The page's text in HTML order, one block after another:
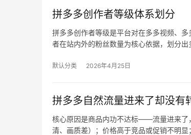
拼多多创作者等级体系划分
拼多多创作者等级是平台对在多多视频、
者在站内外的粉丝数量为核心依据，划分
默认分类 2026年4月25日
拼多多自然流量进来了却没有
核心原因是商品内功不达标——流量进来了
清、画质差）；价格高于竞品或促销不明